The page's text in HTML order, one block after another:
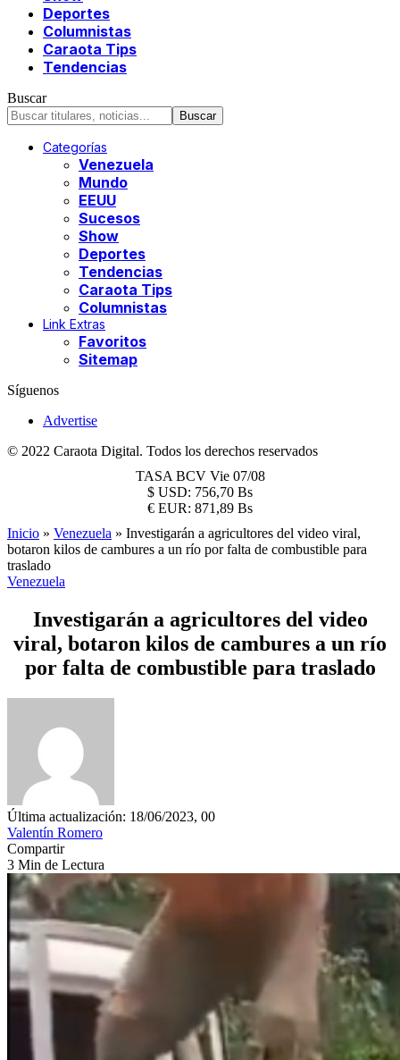
Deportes
Columnistas
Caraota Tips
Tendencias
Buscar
Categorías
Venezuela
Mundo
EEUU
Sucesos
Show
Deportes
Tendencias
Caraota Tips
Columnistas
Link Extras
Favoritos
Sitemap
Síguenos
Advertise
© 2022 Caraota Digital. Todos los derechos reservados
TASA BCV Vie 07/08
$ USD: 756,70 Bs
€ EUR: 871,89 Bs
Inicio » Venezuela » Investigarán a agricultores del video viral,
botaron kilos de cambures a un río por falta de combustible para
traslado
Venezuela
Investigarán a agricultores del video
viral, botaron kilos de cambures a un río
por falta de combustible para traslado
Última actualización: 18/06/2023, 00
Valentín Romero
Compartir
3 Min de Lectura